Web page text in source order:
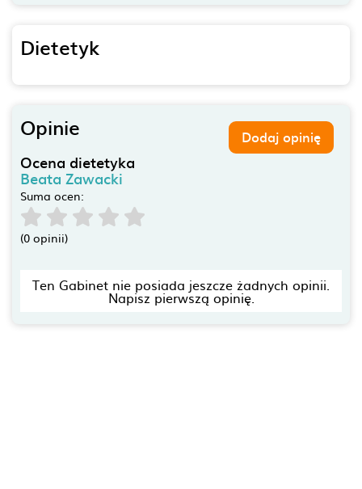
Dietetyk
Opinie Dodaj opinię
Ocena dietetyka
Beata Zawacki
Suma ocen:
(0 opinii)
Ten Gabinet nie posiada jeszcze żadnych opinii.
Napisz pierwszą opinię.